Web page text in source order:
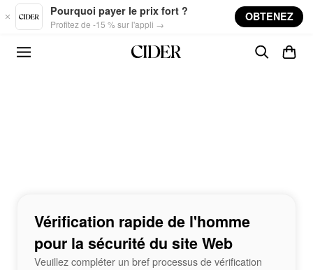
Skip to main content
Pourquoi payer le prix fort ?
Profitez de -15 % sur l'appli →
OBTENEZ
Vérification rapide de l'homme
pour la sécurité du site Web
Veuillez compléter un bref processus de vérification